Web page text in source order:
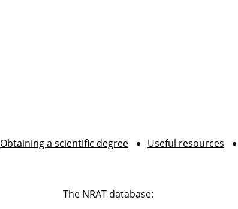
The NRAT database:
Obtaining a scientific degree Useful resources